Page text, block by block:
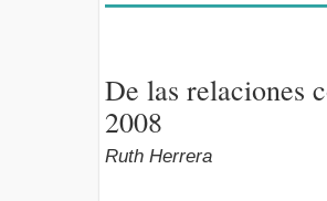
De las relaciones
2008
Ruth Herrera